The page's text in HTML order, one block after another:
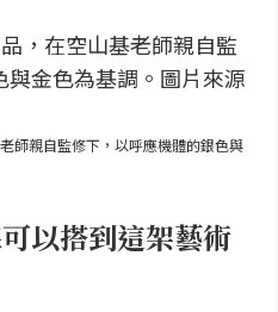
師親自監修下，以呼應機體的銀色與
以搭到這架藝術